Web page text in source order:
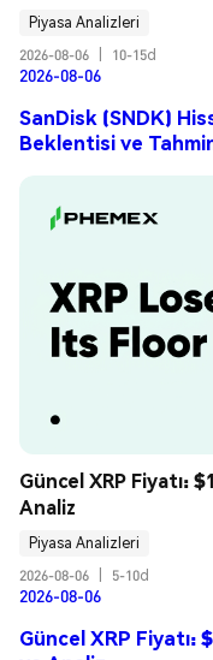
Piyasa Analizleri
2026-08-06
10-15d
2026-08-06
SanDisk (SNDK)
Beklentisi ve
Güncel XRP Fiyatı:
Analiz
Piyasa Analizleri
2026-08-06
5-10d
2026-08-06
Güncel XRP Fiyatı: